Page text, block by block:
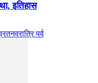
इतिहास
नवरात्रि पर्व